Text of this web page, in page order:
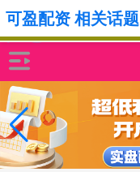
可盈配资 相关话题